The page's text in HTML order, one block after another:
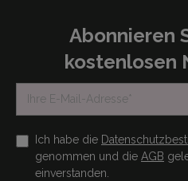
Abonnieren
kostenlosen
Ich habe die
genommen und die AGB
einverstanden.